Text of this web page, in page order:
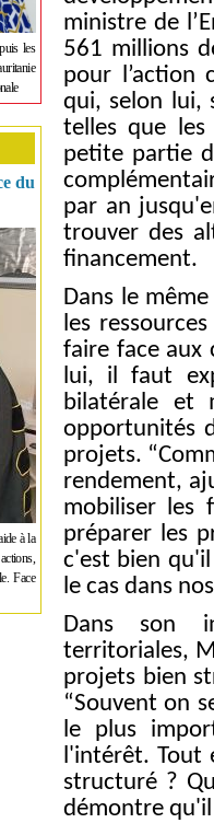
les
du
à la
Face
ministre de
561 millions
pour l’action
qui, selon lui,
telles que
petite partie
par an
trouver des
financement.
Dans le
les
faire face aux
lui, il faut
bilatérale et
opportunités
projets.
rendement,
mobiliser les
préparer les
c'est bien
le cas dans
Dans son
territoriales,
projets bien
“Souvent on
le plus
l'intérêt. Tout
structuré ?
démontre